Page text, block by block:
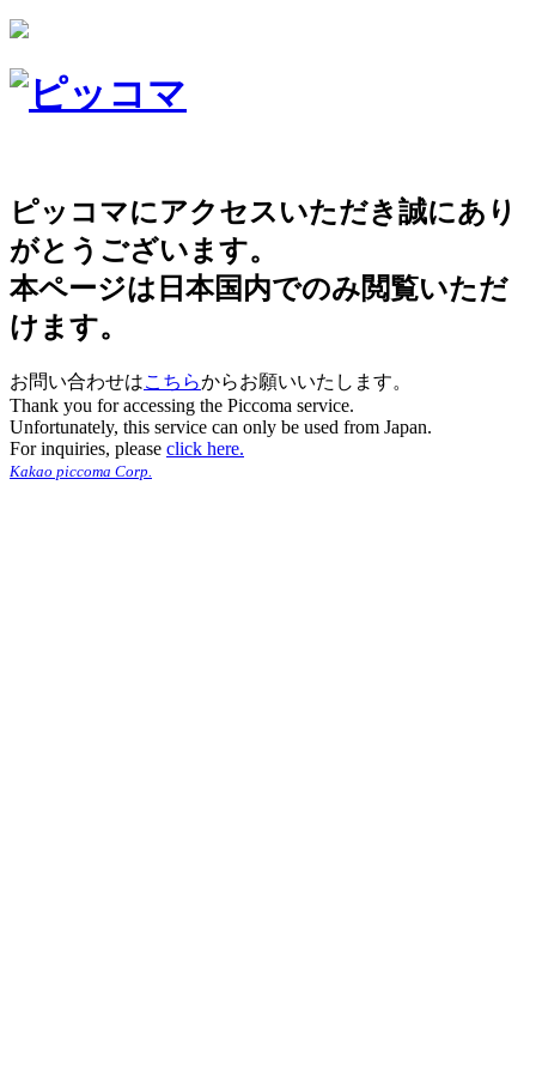
ピッコマにアクセスいただき誠にあり
がとうございます。
本ページは日本国内でのみ閲覧いただ
けます。
お問い合わせはこちらからお願いいたします。
Thank you for accessing the Piccoma service.
Unfortunately, this service can only be used from Japan.
For inquiries, please click here.
Kakao piccoma Corp.